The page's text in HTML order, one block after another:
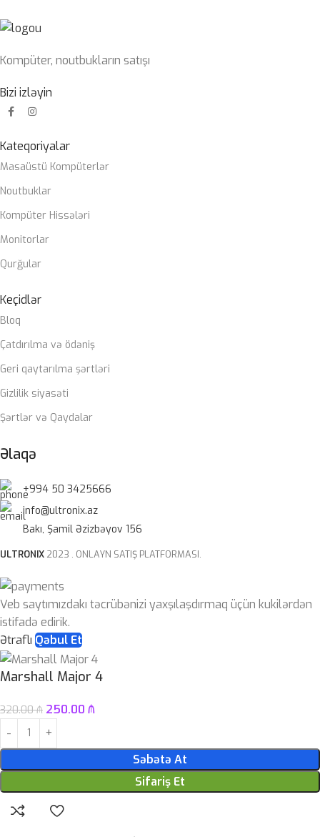
Kompüter, noutbukların satışı
Bizi izləyin
Kateqoriyalar
Masaüstü Kompüterlər
Noutbuklar
Kompüter Hissələri
Monitorlar
Qurğular
Keçidlər
Bloq
Çatdırılma və ödəniş
Geri qaytarılma şərtləri
Gizlilik siyasəti
Şərtlər və Qaydalar
Əlaqə
+994 50 3425666
info@ultronix.az
Bakı, Şamil Əzizbəyov 156
ULTRONIX 2023 . ONLAYN SATIŞ PLATFORMASI.
Veb saytımızdakı təcrübənizi yaxşılaşdırmaq üçün kukilərdən
istifadə edirik.
Ətraflı Qəbul Et
Marshall Major 4
320.00₼ 250.00 ₼
Səbətə At
Sifariş Et